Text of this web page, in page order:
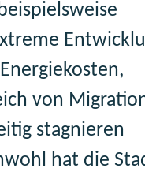
von
stagnieren
hat die